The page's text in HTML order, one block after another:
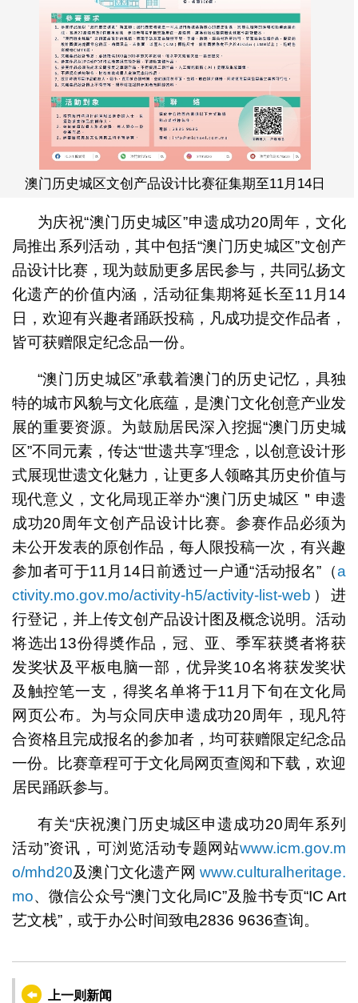
澳门历史城区文创产品设计比赛征集期至11月14日
为庆祝“澳门历史城区”申遗成功20周年，文化
局推出系列活动，其中包括“澳门历史城区”文创产
品设计比赛，现为鼓励更多居民参与，共同弘扬文
化遗产的价值内涵，活动征集期将延长至11月14
日，欢迎有兴趣者踊跃投稿，凡成功提交作品者，
皆可获赠限定纪念品一份。
“澳门历史城区”承载着澳门的历史记忆，具独
特的城市风貌与文化底蕴，是澳门文化创意产业发
展的重要资源。为鼓励居民深入挖掘“澳门历史城
区”不同元素，传达“世遗共享”理念，以创意设计形
式展现世遗文化魅力，让更多人领略其历史价值与
现代意义，文化局现正举办“澳门历史城区＂申遗
成功20周年文创产品设计比赛。参赛作品必须为
未公开发表的原创作品，每人限投稿一次，有兴趣
参加者可于11月14日前透过一户通“活动报名”（a
ctivity.mo.gov.mo/activity-h5/activity-list-web ）进
行登记，并上传文创产品设计图及概念说明。活动
将选出13份得奬作品，冠、亚、季军获奬者将获
发奖状及平板电脑一部，优异奖10名将获发奖状
及触控笔一支，得奖名单将于11月下旬在文化局
网页公布。为与众同庆申遗成功20周年，现凡符
合资格且完成报名的参加者，均可获赠限定纪念品
一份。比赛章程可于文化局网页查阅和下载，欢迎
居民踊跃参与。
有关“庆祝澳门历史城区申遗成功20周年系列
活动”资讯，可浏览活动专题网站www.icm.gov.m
o/mhd20及澳门文化遗产网www.culturalheritage.
mo、微信公众号“澳门文化局IC”及脸书专页“IC Art
艺文栈”，或于办公时间致电2836 9636查询。
上一则新闻